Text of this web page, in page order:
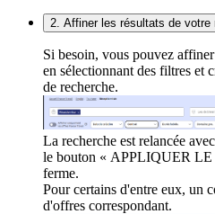
2. Affiner les résultats de votre
Si besoin, vous pouvez
en sélectionnant des filtres et
de recherche.
La recherche est relancée
le bouton « APPLIQUER
ferme.
Pour certains d'entre eux, un
d'offres correspondant.